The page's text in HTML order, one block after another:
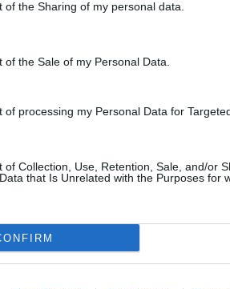
of the Sharing of my personal data.
of the Sale of my Personal Data.
of processing my Personal Data for
of Collection, Use, Retention, Sale, and/or
that Is Unrelated with the Purposes for
se johtoasemastaan enää luopunut.
kuudes. Suomi pääsi toiselle
juhlinut.
kahteen maaliin, kun Lassila